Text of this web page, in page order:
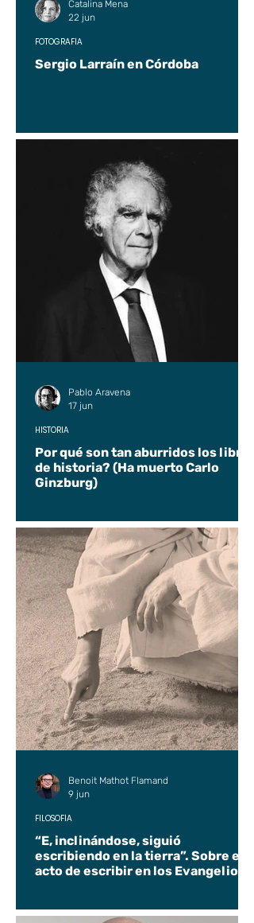
Sergio Larraín en Córdoba
FOTOGRAFÍA
Catalina Mena
22 jun
Por qué son tan aburridos los libros
de historia? (Ha muerto Carlo
Ginzburg)
HISTORIA
Pablo Aravena
17 jun
“E, inclinándose, siguió
escribiendo en la tierra”. Sobre el
acto de escribir en los Evangelios.
FILOSOFÍA
Benoit Mathot Flamand
9 jun